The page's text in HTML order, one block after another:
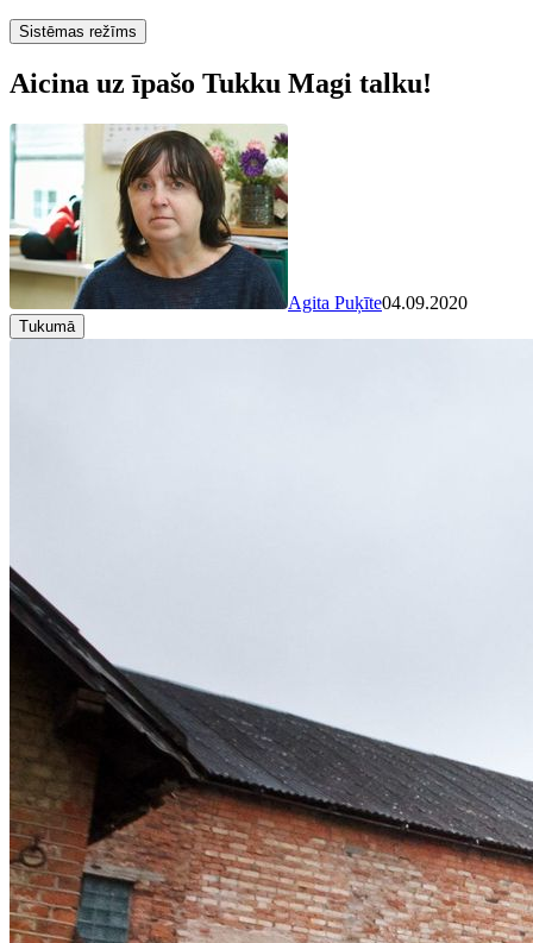
Sistēmas režīms
Aicina uz īpašo Tukku Magi talku!
Agita Puķīte04.09.2020
Tukumā